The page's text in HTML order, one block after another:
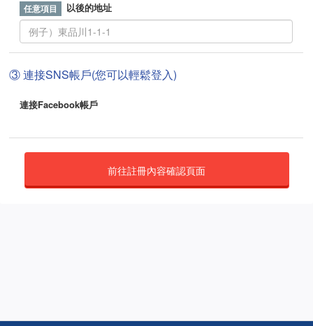
以後的地址
③ 連接SNS帳戶(您可以輕鬆登入)
連接Facebook帳戶